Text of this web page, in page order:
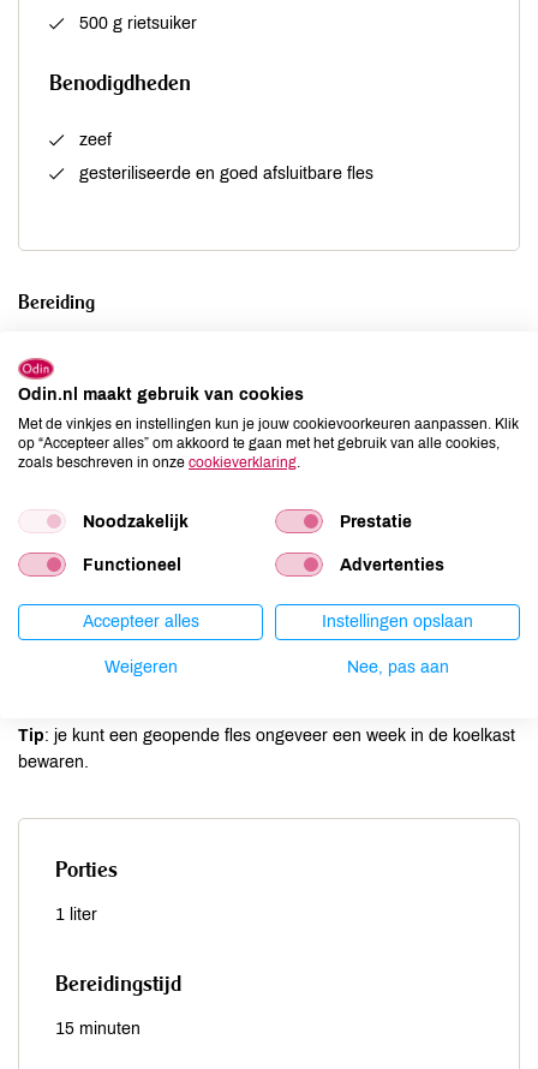
500 g rietsuiker
Benodigdheden
zeef
gesteriliseerde en goed afsluitbare fles
Bereiding
vlierbloesem en leg de bloemen in de pan.
Giet een liter lauwwarm water erbij en laat dit mengsel
minimaal 6 uur (of ’s nachts) staan op een warme plek.
Doe de suiker in een pan en voeg het vocht toe. Laat dit
ongeveer 10 minuten zachtjes indikken, totdat de suiker is
Giet de siroop in een gesteriliseerde fles, sluit de fles goed
Tip: je kunt een geopende fles ongeveer een week in de koelkast
bewaren.
Porties
1 liter
Bereidingstijd
15 minuten
Odin.nl maakt gebruik van cookies
Met de vinkjes en instellingen kun je jouw cookievoorkeuren aanpassen. Klik
op “Accepteer alles” om akkoord te gaan met het gebruik van alle cookies,
zoals beschreven in onze cookieverklaring.
Noodzakelijk Prestatie
Functioneel Advertenties
Accepteer alles Instellingen opslaan
Weigeren Nee, pas aan